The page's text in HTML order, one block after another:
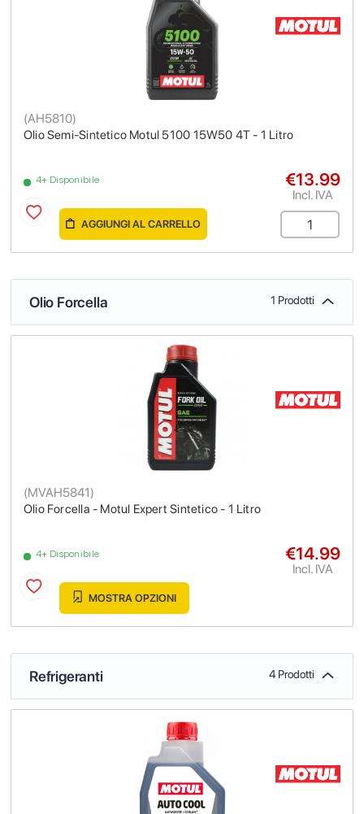
Olio Semi-Sintetico Motul 5100 15W50 4T - 1 Litro
(AH5810)
4+ Disponibile €13.99
Incl. IVA
AGGIUNGI AL CARRELLO
Olio Forcella 1 Prodotti
Olio Forcella - Motul Expert Sintetico - 1 Litro
(MVAH5841)
4+ Disponibile €14.99
Incl. IVA
MOSTRA OPZIONI
Refrigeranti 4 Prodotti